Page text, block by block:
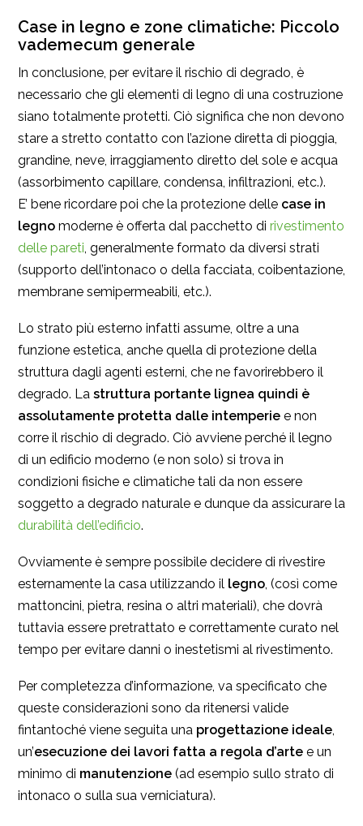
Case in legno e zone climatiche: Piccolo
vademecum generale
In conclusione, per evitare il rischio di degrado, è
necessario che gli elementi di legno di una costruzione
siano totalmente protetti. Ciò significa che non devono
stare a stretto contatto con l’azione diretta di pioggia,
grandine, neve, irraggiamento diretto del sole e acqua
(assorbimento capillare, condensa, infiltrazioni, etc.).
E’ bene ricordare poi che la protezione delle case in
legno moderne è offerta dal pacchetto di rivestimento
delle pareti, generalmente formato da diversi strati
(supporto dell’intonaco o della facciata, coibentazione,
membrane semipermeabili, etc.).
Lo strato più esterno infatti assume, oltre a una
funzione estetica, anche quella di protezione della
struttura dagli agenti esterni, che ne favorirebbero il
degrado. La struttura portante lignea quindi è
assolutamente protetta dalle intemperie e non
corre il rischio di degrado. Ciò avviene perché il legno
di un edificio moderno (e non solo) si trova in
condizioni fisiche e climatiche tali da non essere
soggetto a degrado naturale e dunque da assicurare la
durabilità dell’edificio.
Ovviamente è sempre possibile decidere di rivestire
esternamente la casa utilizzando il legno, (così come
mattoncini, pietra, resina o altri materiali), che dovrà
tuttavia essere pretrattato e correttamente curato nel
tempo per evitare danni o inestetismi al rivestimento.
Per completezza d’informazione, va specificato che
queste considerazioni sono da ritenersi valide
fintantoché viene seguita una progettazione ideale,
un’esecuzione dei lavori fatta a regola d’arte e un
minimo di manutenzione (ad esempio sullo strato di
intonaco o sulla sua verniciatura).